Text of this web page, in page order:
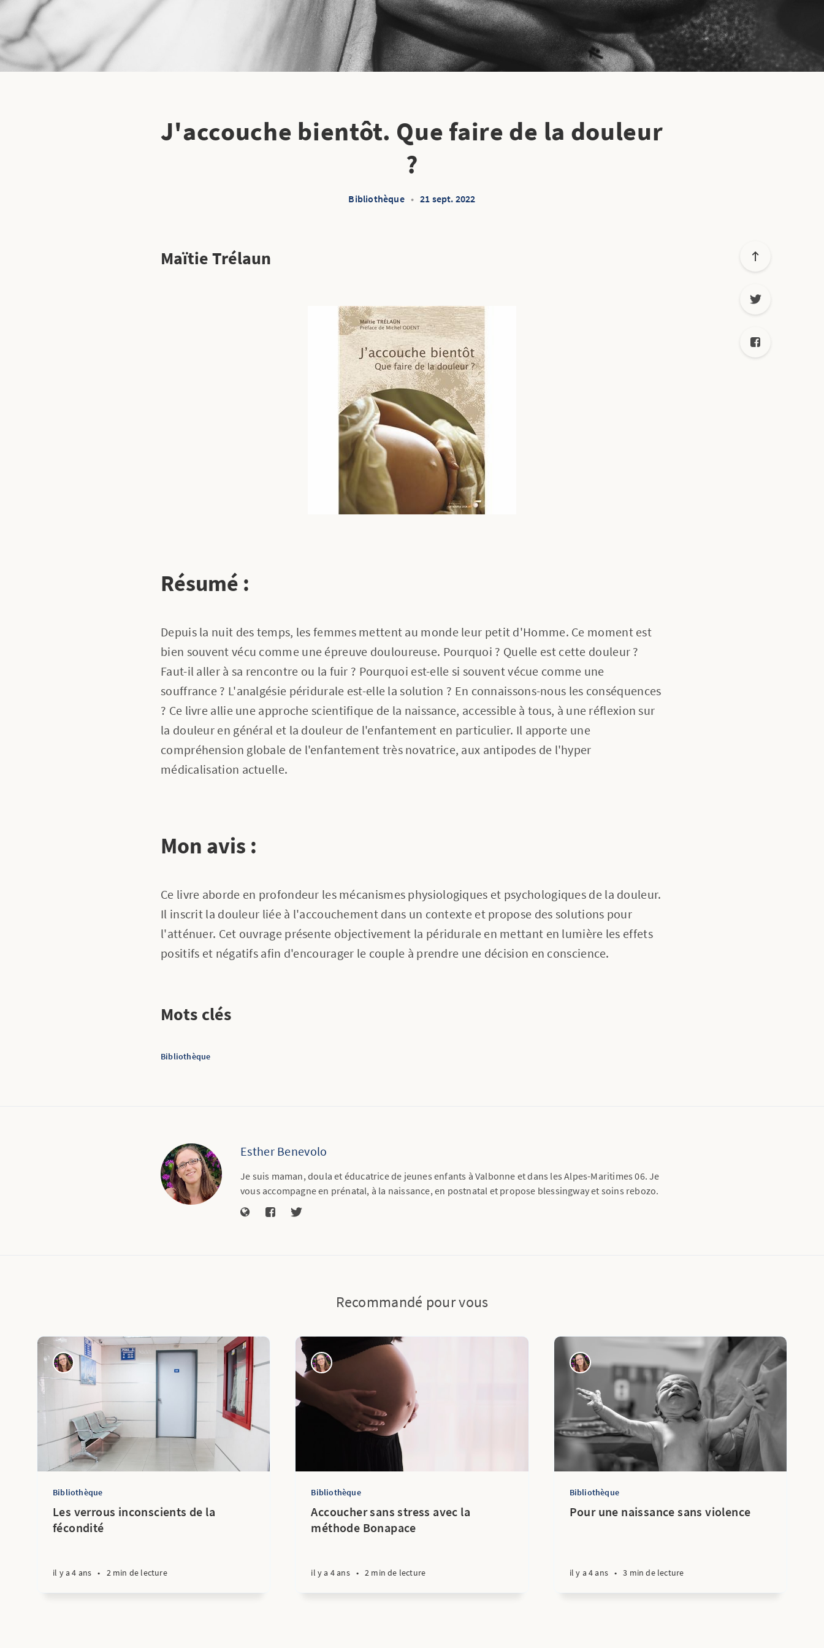
J'accouche bientôt. Que faire de la douleur
?
Bibliothèque • 21 sept. 2022
Maïtie Trélaun
Résumé :
Depuis la nuit des temps, les femmes mettent au monde leur petit d'Homme. Ce moment est
bien souvent vécu comme une épreuve douloureuse. Pourquoi ? Quelle est cette douleur ?
Faut-il aller à sa rencontre ou la fuir ? Pourquoi est-elle si souvent vécue comme une
souffrance ? L'analgésie péridurale est-elle la solution ? En connaissons-nous les conséquences
? Ce livre allie une approche scientifique de la naissance, accessible à tous, à une réflexion sur
la douleur en général et la douleur de l'enfantement en particulier. Il apporte une
compréhension globale de l'enfantement très novatrice, aux antipodes de l'hyper
médicalisation actuelle.
Mon avis :
Ce livre aborde en profondeur les mécanismes physiologiques et psychologiques de la douleur.
Il inscrit la douleur liée à l'accouchement dans un contexte et propose des solutions pour
l'atténuer. Cet ouvrage présente objectivement la péridurale en mettant en lumière les effets
positifs et négatifs afin d'encourager le couple à prendre une décision en conscience.
Mots clés
Bibliothèque
Esther Benevolo
Je suis maman, doula et éducatrice de jeunes enfants à Valbonne et dans les Alpes-Maritimes 06. Je
vous accompagne en prénatal, à la naissance, en postnatal et propose blessingway et soins rebozo.
Recommandé pour vous
Bibliothèque
Les verrous inconscients de la
fécondité
il y a 4 ans • 2 min de lecture
Bibliothèque
Accoucher sans stress avec la
méthode Bonapace
il y a 4 ans • 2 min de lecture
Bibliothèque
Pour une naissance sans violence
il y a 4 ans • 3 min de lecture